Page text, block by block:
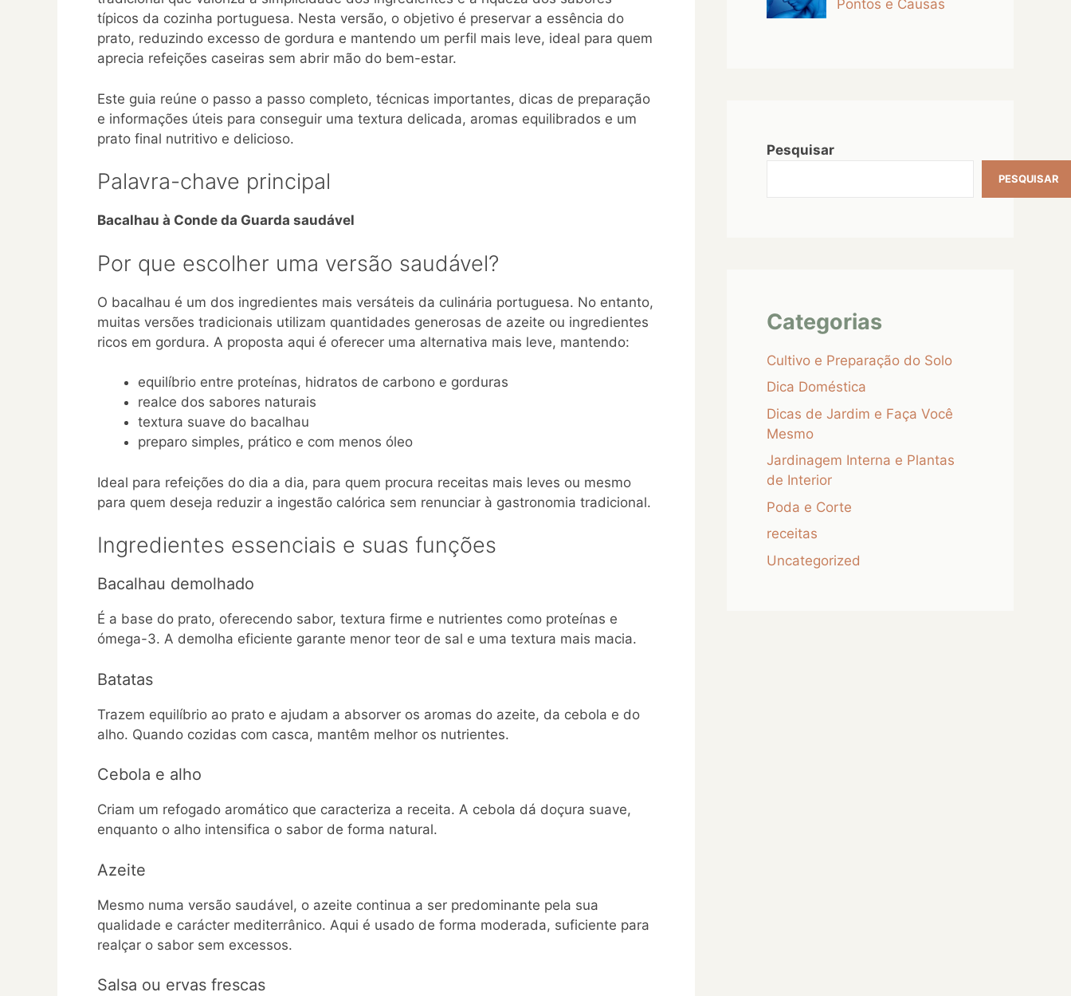
típicos da cozinha portuguesa. Nesta versão, o objetivo é preservar a essência do
prato, reduzindo excesso de gordura e mantendo um perfil mais leve, ideal para quem
aprecia refeições caseiras sem abrir mão do bem-estar.
Este guia reúne o passo a passo completo, técnicas importantes, dicas de preparação
e informações úteis para conseguir uma textura delicada, aromas equilibrados e um
prato final nutritivo e delicioso.
Palavra-chave principal
Bacalhau à Conde da Guarda saudável
Por que escolher uma versão saudável?
O bacalhau é um dos ingredientes mais versáteis da culinária portuguesa. No entanto,
muitas versões tradicionais utilizam quantidades generosas de azeite ou ingredientes
ricos em gordura. A proposta aqui é oferecer uma alternativa mais leve, mantendo:
equilíbrio entre proteínas, hidratos de carbono e gorduras
realce dos sabores naturais
textura suave do bacalhau
preparo simples, prático e com menos óleo
Ideal para refeições do dia a dia, para quem procura receitas mais leves ou mesmo
para quem deseja reduzir a ingestão calórica sem renunciar à gastronomia tradicional.
Ingredientes essenciais e suas funções
Bacalhau demolhado
É a base do prato, oferecendo sabor, textura firme e nutrientes como proteínas e
ómega-3. A demolha eficiente garante menor teor de sal e uma textura mais macia.
Batatas
Trazem equilíbrio ao prato e ajudam a absorver os aromas do azeite, da cebola e do
alho. Quando cozidas com casca, mantêm melhor os nutrientes.
Cebola e alho
Criam um refogado aromático que caracteriza a receita. A cebola dá doçura suave,
enquanto o alho intensifica o sabor de forma natural.
Azeite
Mesmo numa versão saudável, o azeite continua a ser predominante pela sua
qualidade e carácter mediterrânico. Aqui é usado de forma moderada, suficiente para
realçar o sabor sem excessos.
Salsa ou ervas frescas
Pontos e Causas
Pesquisar
PESQUISAR
Categorias
Cultivo e Preparação do Solo
Dica Doméstica
Dicas de Jardim e Faça Você
Mesmo
Jardinagem Interna e Plantas
de Interior
Poda e Corte
receitas
Uncategorized